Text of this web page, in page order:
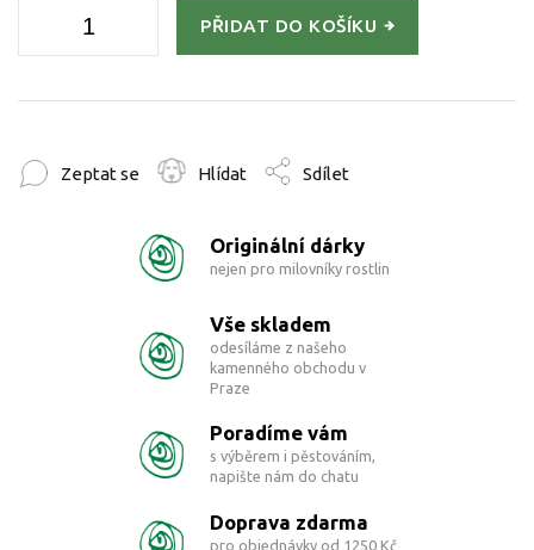
PŘIDAT DO KOŠÍKU
Zeptat se Hlídat Sdílet
Originální dárky
nejen pro milovníky rostlin
Vše skladem
odesíláme z našeho
kamenného obchodu v
Praze
Poradíme vám
s výběrem i pěstováním,
napište nám do chatu
Doprava zdarma
pro objednávky od 1250 Kč